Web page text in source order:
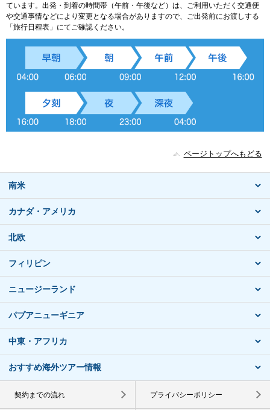
ています。出発・到着の時間帯（午前・午後など）は、ご利用いただく交通便
や交通事情などにより変更となる場合がありますので、ご出発前にお渡しする
「旅行日程表」にてご確認ください。
ページトップへもどる
南米
カナダ・アメリカ
北欧
フィリピン
ニュージーランド
パプアニューギニア
中東・アフリカ
おすすめ海外ツアー情報
契約までの流れ プライバシーポリシー